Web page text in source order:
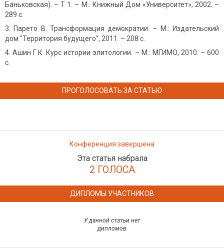
Баньковская). – Т 1. – М.: Книжный Дом «Университет», 2002. –
289 с.
Парето В. Трансформация демократии. – М.: Издательский
дом "Территория будущего", 2011. – 208 с.
Ашин Г.К. Курс истории элитологии. – М.: МГИМО, 2010. – 600
с.
ПРОГОЛОСОВАТЬ ЗА СТАТЬЮ
Конференция завершена
Эта статья набрала
2 ГОЛОСА
ДИПЛОМЫ УЧАСТНИКОВ
У данной статьи нет
дипломов